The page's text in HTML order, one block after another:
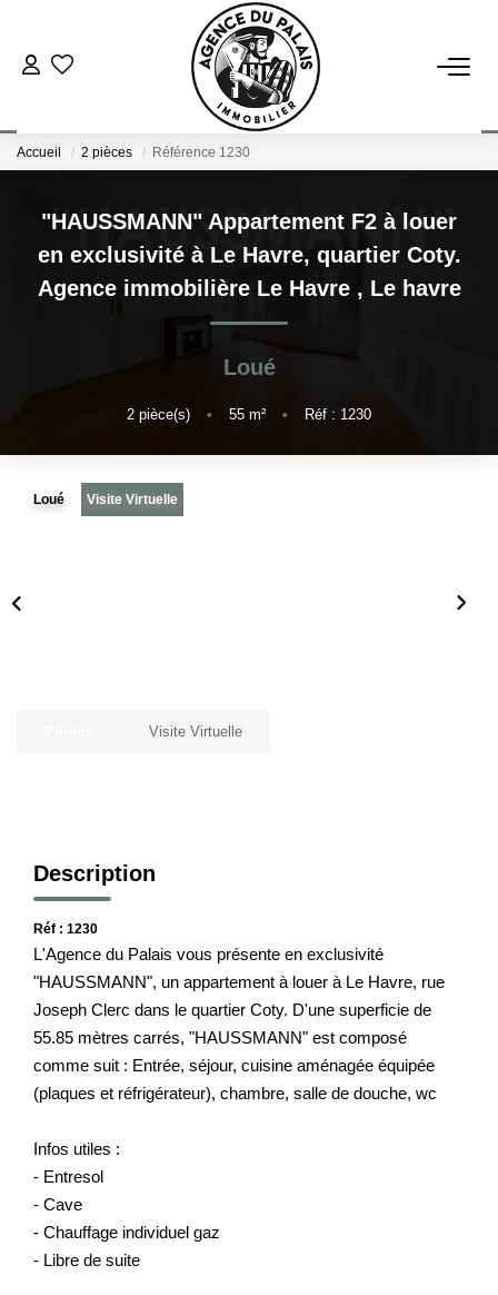
NOS BIENS
ESTIMATION
BLOG : NOS ACTUS IMMO !
Accueil 2 pièces Référence 1230
"HAUSSMANN" Appartement F2 à louer
en exclusivité à Le Havre, quartier Coty.
Agence immobilière Le Havre , Le havre
Loué
2 pièce(s) • 55 m² • Réf : 1230
Loué Visite Virtuelle
Visite Virtuelle
Description
Réf : 1230
L'Agence du Palais vous présente en exclusivité
"HAUSSMANN", un appartement à louer à Le Havre, rue
Joseph Clerc dans le quartier Coty. D'une superficie de
55.85 mètres carrés, "HAUSSMANN" est composé
comme suit : Entrée, séjour, cuisine aménagée équipée
(plaques et réfrigérateur), chambre, salle de douche, wc
Infos utiles :
- Entresol
- Cave
- Chauffage individuel gaz
- Libre de suite